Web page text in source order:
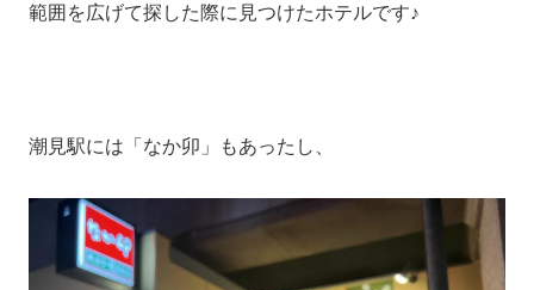
範囲を広げて探した際に見つけたホテルです♪
潮見駅には「なか卯」もあったし、